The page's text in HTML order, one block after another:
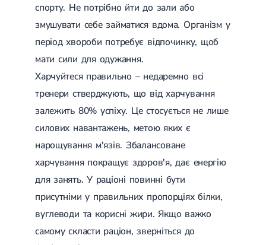
спорту. Не потрібно йти до зали або
змушувати себе займатися вдома. Організм у
період хвороби потребує відпочинку, щоб
мати сили для одужання.
Харчуйтеся правильно – недаремно всі
тренери стверджують, що від харчування
залежить 80% успіху. Це стосується не лише
силових навантажень, метою яких є
нарощування м'язів. Збалансоване
харчування покращує здоров'я, дає енергію
для занять. У раціоні повинні бути
присутніми у правильних пропорціях білки,
вуглеводи та корисні жири. Якщо важко
самому скласти раціон, зверніться до